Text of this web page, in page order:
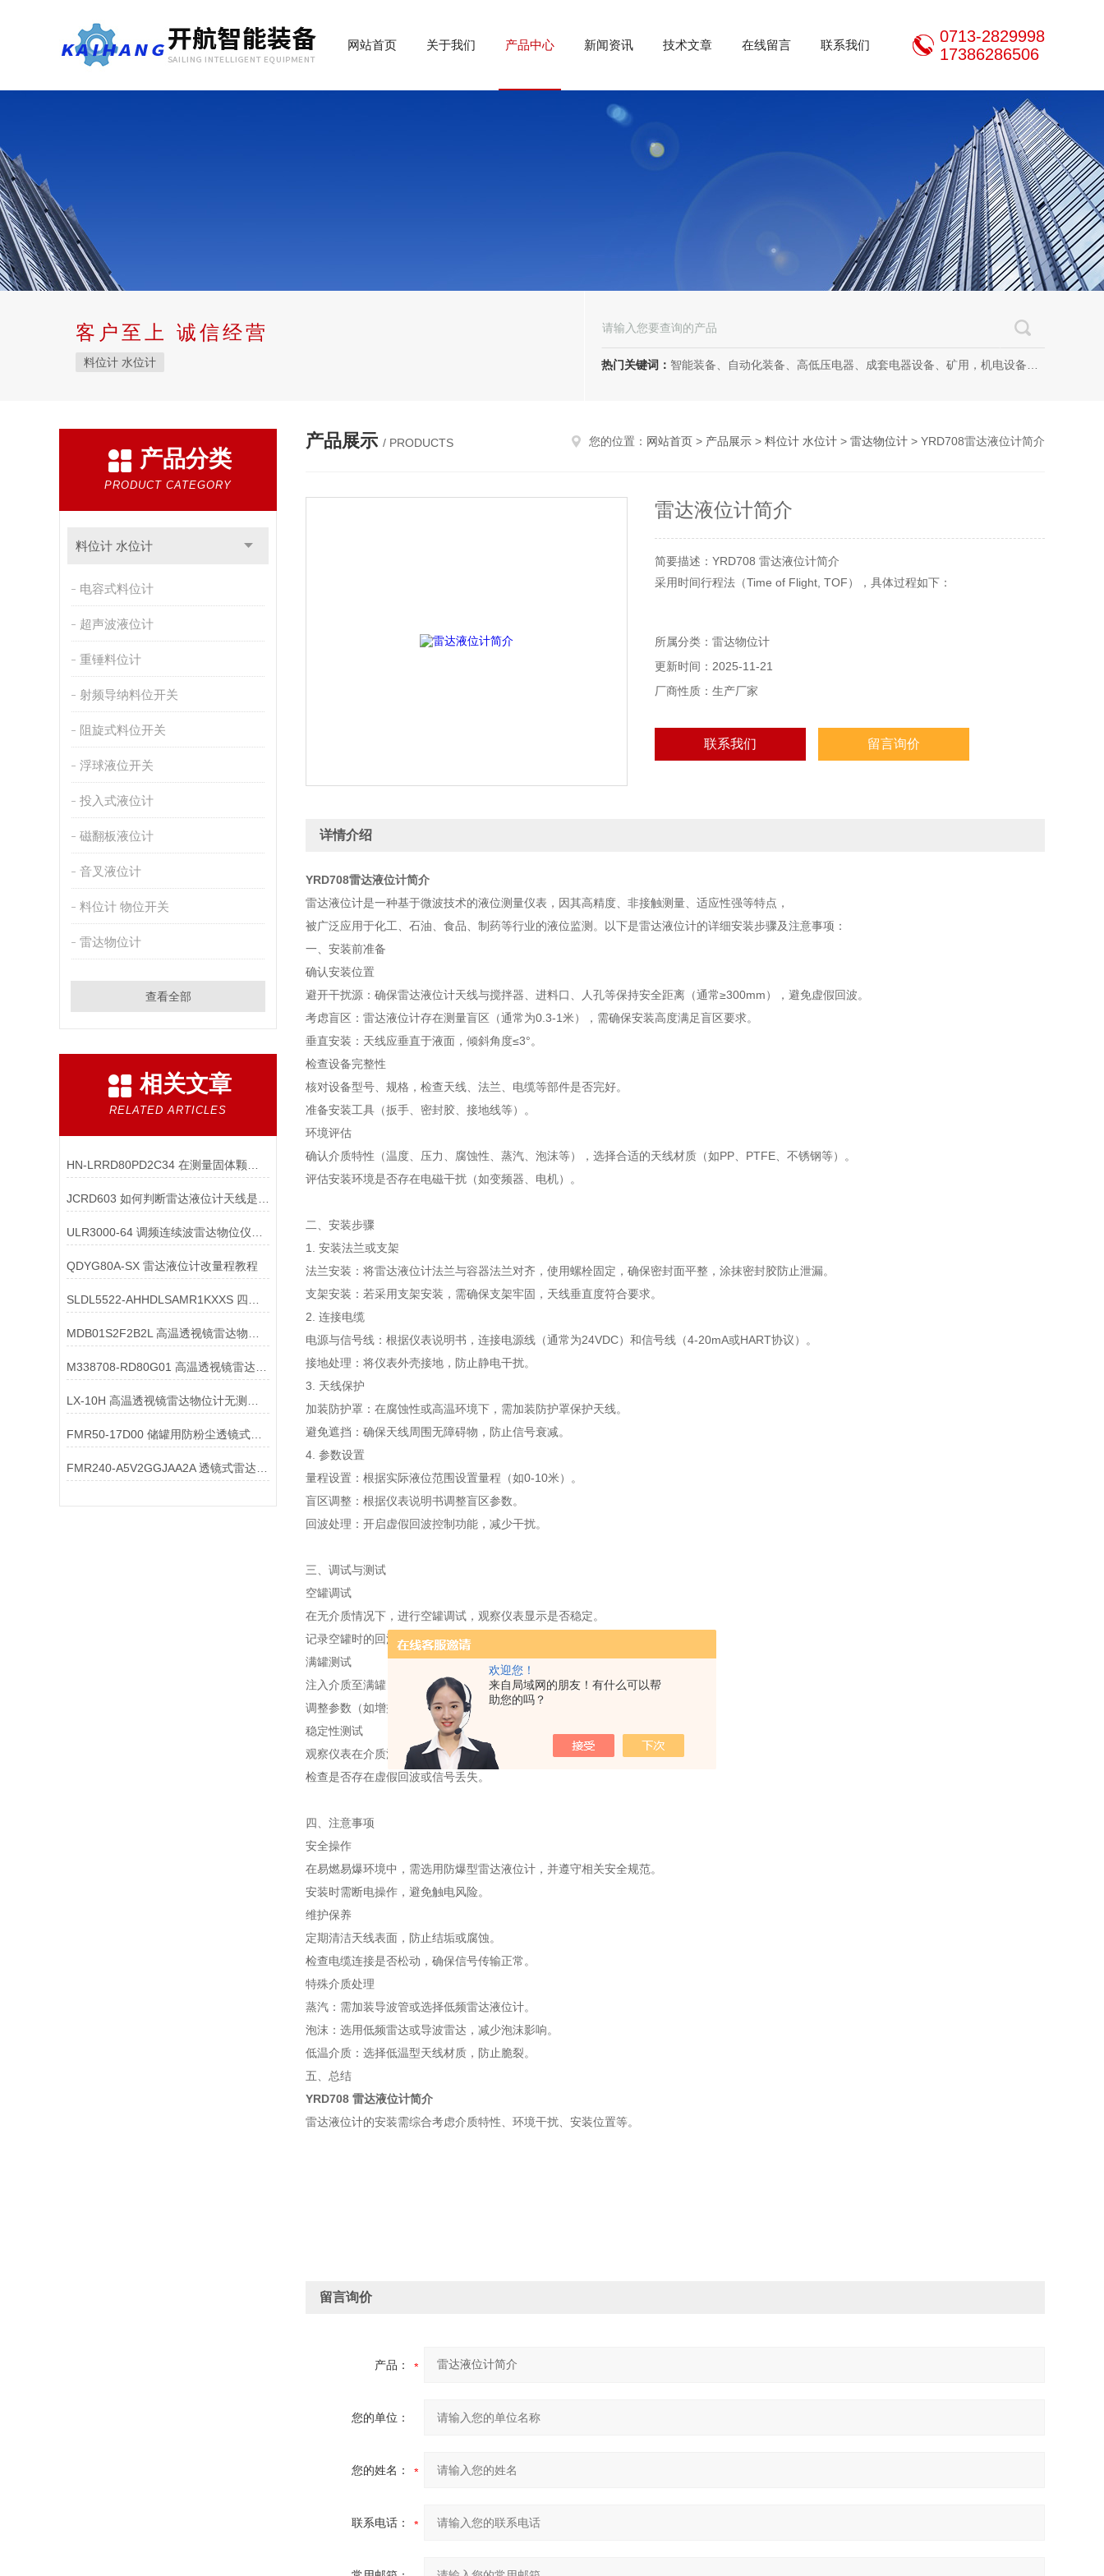
欢迎您！
来自局域网的朋友！有什么可以帮
助您的吗？
网站首页 关于我们 产品中心 新闻资讯 技术文章 在线留言 联系我们
0713-2829998
17386286506
客户至上 诚信经营
料位计 水位计 热门关键词： 智能装备、自动化装备、高低压电器、成套电器设备、矿用，机电设备、机电设备及其配件、传动设备、减速机、电动机、传感器、气动液压元件、电器及其配件、电缆线、照明器材、，电器设计、研发、制造、加工、销售、租凭、维修、安装、调试。
产品分类
PRODUCT CATEGORY
料位计 水位计
电容式料位计
超声波液位计
重锤料位计
射频导纳料位开关
阻旋式料位开关
浮球液位开关
投入式液位计
磁翻板液位计
音叉液位计
料位计 物位开关
雷达物位计
查看全部
相关文章
RELATED ARTICLES
HN-LRRD80PD2C34 在测量固体颗粒时，如何避免颗粒沉降对雷达的影响？
QDYG80A-SX 雷达液位计改量程教程
FMR50-17D00 储罐用防粉尘透镜式雷达料位计的结构设计有哪些特殊要求？
产品展示 / PRODUCTS 您的位置： 网站首页 > 产品展示 > 料位计 水位计 > 雷达物位计 > YRD708雷达液位计简介
雷达液位计简介
简要描述：YRD708 雷达液位计简介
采用时间行程法（Time of Flight, TOF），具体过程如下：
反射与接收：微波脉冲遇到介质表面后部分反射，反射波被接收器捕获。
信号处理：通过计算发射与接收的时间差，结合光速，得出介质表面与天线
之间的距离，进而确定液位高度。
所属分类：雷达物位计
更新时间：2025-11-21
厂商性质：生产厂家
联系我们 留言询价
详情介绍
YRD708雷达液位计简介
雷达液位计是一种基于微波技术的液位测量仪表，因其高精度、非接触测量、适应性强等特点，
被广泛应用于化工、石油、食品、制药等行业的液位监测。以下是雷达液位计的详细安装步骤及注意事项：
一、安装前准备
确认安装位置
避开干扰源：确保雷达液位计天线与搅拌器、进料口、人孔等保持安全距离（通常≥300mm），避免虚假回波。
考虑盲区：雷达液位计存在测量盲区（通常为0.3-1米），需确保安装高度满足盲区要求。
垂直安装：天线应垂直于液面，倾斜角度≤3°。
检查设备完整性
核对设备型号、规格，检查天线、法兰、电缆等部件是否完好。
准备安装工具（扳手、密封胶、接地线等）。
环境评估
确认介质特性（温度、压力、腐蚀性、蒸汽、泡沫等），选择合适的天线材质（如PP、PTFE、不锈钢等）。
评估安装环境是否存在电磁干扰（如变频器、电机）。
二、安装步骤
1. 安装法兰或支架
法兰安装：将雷达液位计法兰与容器法兰对齐，使用螺栓固定，确保密封面平整，涂抹密封胶防止泄漏。
支架安装：若采用支架安装，需确保支架牢固，天线垂直度符合要求。
2. 连接电缆
电源与信号线：根据仪表说明书，连接电源线（通常为24VDC）和信号线（4-20mA或HART协议）。
接地处理：将仪表外壳接地，防止静电干扰。
3. 天线保护
加装防护罩：在腐蚀性或高温环境下，需加装防护罩保护天线。
避免遮挡：确保天线周围无障碍物，防止信号衰减。
4. 参数设置
量程设置：根据实际液位范围设置量程（如0-10米）。
盲区调整：根据仪表说明书调整盲区参数。
回波处理：开启虚假回波控制功能，减少干扰。
三、调试与测试
空罐调试
在无介质情况下，进行空罐调试，观察仪表显示是否稳定。
记录空罐时的回波信号强度。
满罐测试
注入介质至满罐，检查仪表显示值是否与实际液位一致。
调整参数（如增益、滤波）以优化测量效果。
稳定性测试
观察仪表在介质波动、温度变化等情况下的稳定性。
检查是否存在虚假回波或信号丢失。
四、注意事项
安全操作
在易燃易爆环境中，需选用防爆型雷达液位计，并遵守相关安全规范。
安装时需断电操作，避免触电风险。
维护保养
定期清洁天线表面，防止结垢或腐蚀。
检查电缆连接是否松动，确保信号传输正常。
特殊介质处理
蒸汽：需加装导波管或选择低频雷达液位计。
泡沫：选用低频雷达或导波雷达，减少泡沫影响。
低温介质：选择低温型天线材质，防止脆裂。
五、总结
YRD708 雷达液位计简介
雷达液位计的安装需综合考虑介质特性、环境干扰、安装位置等。
留言询价
产品：
您的单位：
您的姓名：
联系电话：